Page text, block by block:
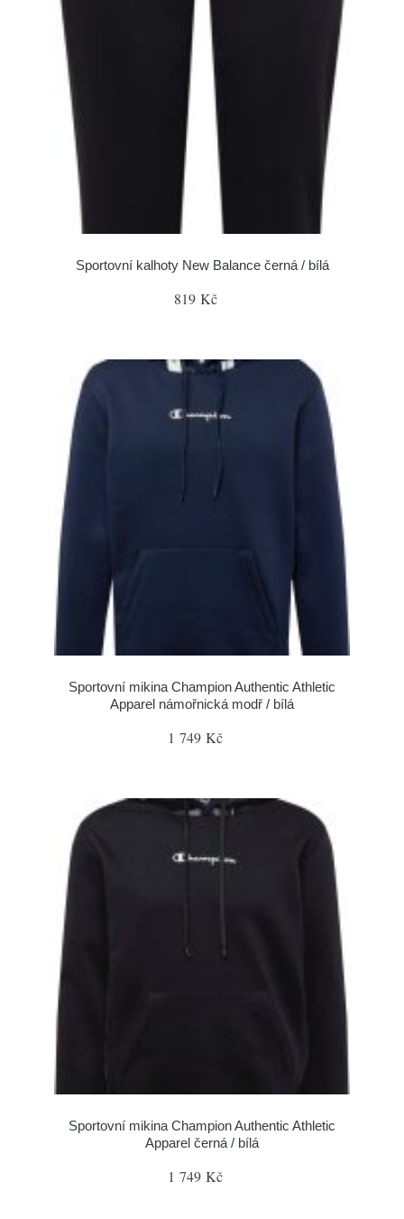
Sportovní kalhoty New Balance černá / bílá
819 Kč
Sportovní mikina Champion Authentic Athletic
Apparel námořnická modř / bílá
1 749 Kč
Sportovní mikina Champion Authentic Athletic
Apparel černá / bílá
1 749 Kč